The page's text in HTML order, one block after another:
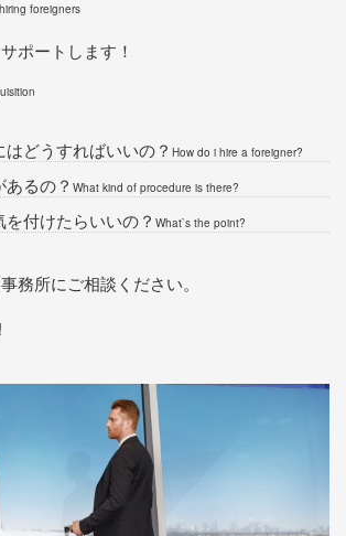
foreigners
ポートします！
どうすればいいの？ How do i hire a foreigner?
るの？ What kind of procedure is there?
付けたらいいの？ What`s the point?
務所にご相談ください。